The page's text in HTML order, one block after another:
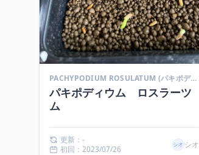
PACHYPODIUM ROSULATUM (パキポディウム ロスラーツム)
パキポディウム ロスラーツ
ム
更新：-
初回：2023/07/26
シオ